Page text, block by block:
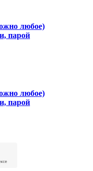
любое)
парой
любое)
парой